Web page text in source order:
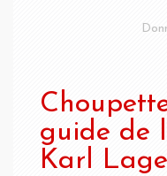
guide de
Karl